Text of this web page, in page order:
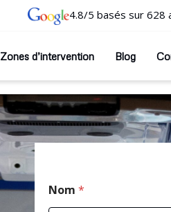
4.8/5 basés sur 628
Zones d’intervention Blog
Nom *